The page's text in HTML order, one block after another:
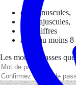
des minuscules,
des majuscules,
des chiffres
avoir au moins 8
Les mots de passes